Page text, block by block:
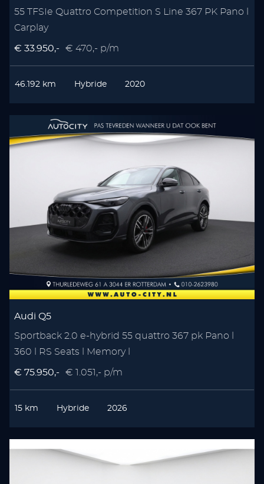
55 TFSIe Quattro Competition S Line 367 PK Pano l
Carplay
€ 33.950,- € 470,- p/m
46.192 km Hybride 2020
Audi Q5
Sportback 2.0 e-hybrid 55 quattro 367 pk Pano l
360 l RS Seats l Memory l
€ 75.950,- € 1.051,- p/m
15 km Hybride 2026